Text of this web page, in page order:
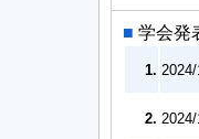
■ 学会発
1.
2.